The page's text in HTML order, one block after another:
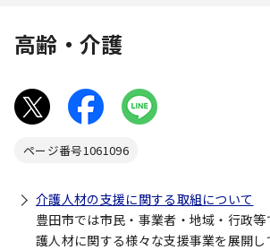
高齢・介護
ページ番号1061096
介護人材の支援に関する取組について
豊田市では市民・事業者・地域・行政
護人材に関する様々な支援事業を展開し